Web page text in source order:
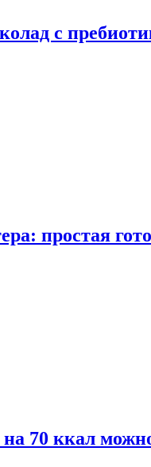
с
простая
70 ккал